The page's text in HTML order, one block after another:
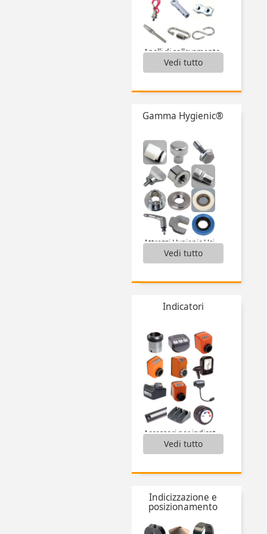
Anelli di sollevamento,
Attrezzi per cavi,
Bullone a occhiello inox,
Ganci a S simmetrica,
Grilli con chiodo ad occhiello,
Manicotti per cavo,
Morsetti per cavi,
Moschettoni,
...
Vedi tutto
Gamma Hygienic®
Attrezzi Hygienic Usit® and Hygienic Design®,
Dadi ciechi,
...
Vedi tutto
Indicatori
Accessori per indicatori,
Indicatori di posizione digitali,
...
Vedi tutto
Indicizzazione e
posizionamento